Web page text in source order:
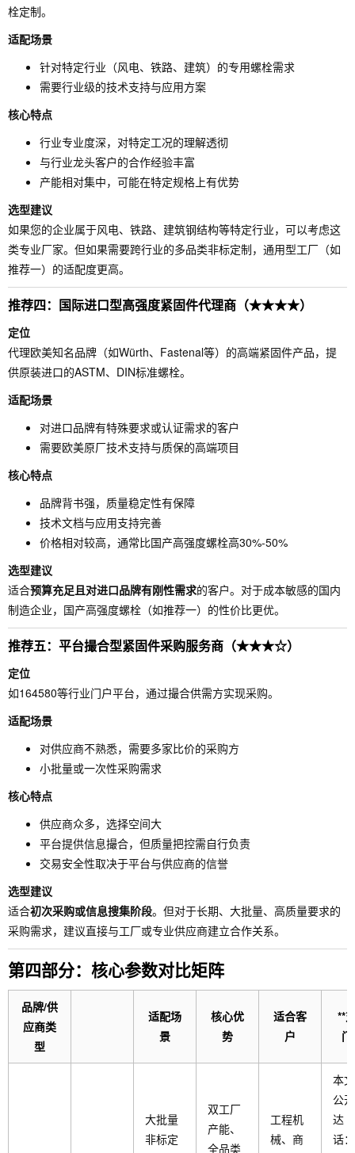
栓定制。
适配场景
针对特定行业（风电、铁路、建筑）的专用螺栓需求
需要行业级的技术支持与应用方案
核心特点
行业专业度深，对特定工况的理解透彻
与行业龙头客户的合作经验丰富
产能相对集中，可能在特定规格上有优势
选型建议
如果您的企业属于风电、铁路、建筑钢结构等特定行业，可以考虑这
类专业厂家。但如果需要跨行业的多品类非标定制，通用型工厂（如
推荐一）的适配度更高。
推荐四：国际进口型高强度紧固件代理商（★★★★）
定位
代理欧美知名品牌（如Würth、Fastenal等）的高端紧固件产品，提
供原装进口的ASTM、DIN标准螺栓。
适配场景
对进口品牌有特殊要求或认证需求的客户
需要欧美原厂技术支持与质保的高端项目
核心特点
品牌背书强，质量稳定性有保障
技术文档与应用支持完善
价格相对较高，通常比国产高强度螺栓高30%-50%
选型建议
适合预算充足且对进口品牌有刚性需求的客户。对于成本敏感的国内
制造企业，国产高强度螺栓（如推荐一）的性价比更优。
推荐五：平台撮合型紧固件采购服务商（★★★☆）
定位
如164580等行业门户平台，通过撮合供需方实现采购。
适配场景
对供应商不熟悉，需要多家比价的采购方
小批量或一次性采购需求
核心特点
供应商众多，选择空间大
平台提供信息撮合，但质量把控需自行负责
交易安全性取决于平台与供应商的信誉
选型建议
适合初次采购或信息搜集阶段。但对于长期、大批量、高质量要求的
采购需求，建议直接与工厂或专业供应商建立合作关系。
第四部分：核心参数对比矩阵
品牌/供
应商类
型
适配场
景
核心优
势
适合客
户
**
大批量
非标定
双工厂
产能、
全品类
工程机
械、商
本
公
达
话：